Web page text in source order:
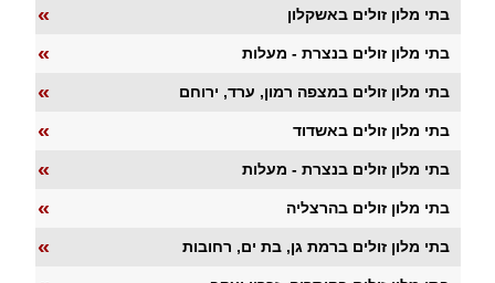
« בתי מלון זולים באשקלון
« בתי מלון זולים בנצרת - מעלות
« בתי מלון זולים במצפה רמון, ערד, ירוחם
« בתי מלון זולים באשדוד
« בתי מלון זולים בנצרת - מעלות
« בתי מלון זולים בהרצליה
« בתי מלון זולים ברמת גן, בת ים, רחובות